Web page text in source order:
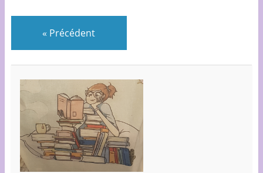
« Précédent